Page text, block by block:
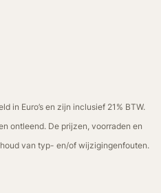
in Euro’s en zijn inclusief 21% BTW.
ontleend. De prijzen, voorraden en
van typ- en/of wijzigingenfouten.